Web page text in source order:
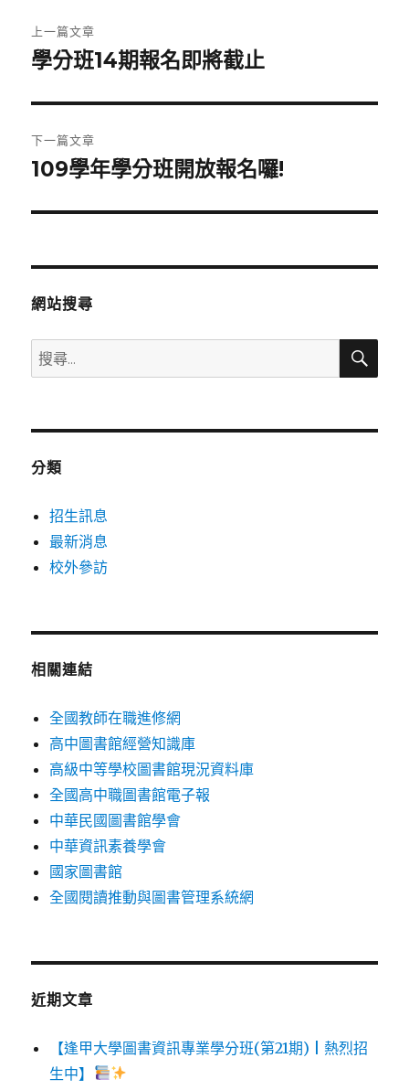
章
覽
上一篇文章
上
篇
文
章:
學分班14期報名即將截止
下一篇文章
下
篇
章:
109學年學分班開放報名囉!
網站搜尋
搜
尋
鍵
搜
分類
招生訊息
最新消息
校外參訪
相關連結
全國教師在職進修網
高中圖書館經營知識庫
高級中等學校圖書館現況資料庫
全國高中職圖書館電子報
中華民國圖書館學會
中華資訊素養學會
國家圖書館
全國閱讀推動與圖書管理系統網
近期文章
【逢甲大學圖書資訊專業學分班(第21期) | 熱烈招
生中】